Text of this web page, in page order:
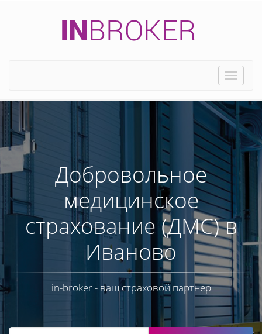
Toggle
Добровольное
медицинское
страхование (ДМС) в
Иваново
in-broker - ваш страховой партнёр